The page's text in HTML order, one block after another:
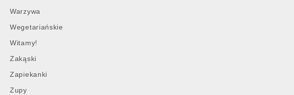
Warzywa
Wegetariańskie
Witamy!
Zakąski
Zapiekanki
Zupy